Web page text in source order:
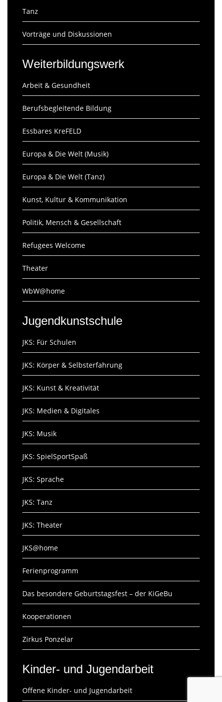
Tanz
Vorträge und Diskussionen
Weiterbildungswerk
Arbeit & Gesundheit
Berufsbegleitende Bildung
Essbares KreFELD
Europa & Die Welt (Musik)
Europa & Die Welt (Tanz)
Kunst, Kultur & Kommunikation
Politik, Mensch & Gesellschaft
Refugees Welcome
Theater
WbW@home
Jugendkunstschule
JKS: Für Schulen
JKS: Körper & Selbsterfahrung
JKS: Kunst & Kreativität
JKS: Medien & Digitales
JKS: Musik
JKS: SpielSportSpaß
JKS: Sprache
JKS: Tanz
JKS: Theater
JKS@home
Ferienprogramm
Das besondere Geburtstagsfest – der KiGeBu
Kooperationen
Zirkus Ponzelar
Kinder- und Jugendarbeit
Offene Kinder- und Jugendarbeit